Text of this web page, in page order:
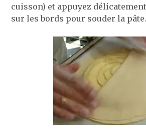
cuisson) et appuyez
sur les bords pour souder la pâte.